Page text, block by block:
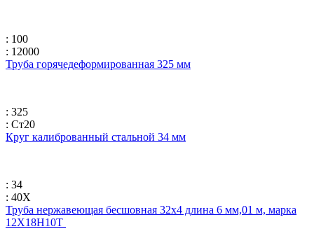
: 100
: 12000
Труба горячедеформированная 325 мм
: 325
: Ст20
Круг калиброванный стальной 34 мм
: 34
: 40Х
Труба нержавеющая бесшовная 32х4 длина 6 мм,01 м, марка
12Х18Н10Т